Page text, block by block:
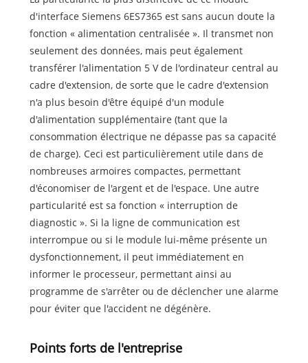
d'interface Siemens 6ES7365 est sans aucun doute la
fonction « alimentation centralisée ». Il transmet non
seulement des données, mais peut également
transférer l'alimentation 5 V de l'ordinateur central au
cadre d'extension, de sorte que le cadre d'extension
n'a plus besoin d'être équipé d'un module
d'alimentation supplémentaire (tant que la
consommation électrique ne dépasse pas sa capacité
de charge). Ceci est particulièrement utile dans de
nombreuses armoires compactes, permettant
d'économiser de l'argent et de l'espace. Une autre
particularité est sa fonction « interruption de
diagnostic ». Si la ligne de communication est
interrompue ou si le module lui-même présente un
dysfonctionnement, il peut immédiatement en
informer le processeur, permettant ainsi au
programme de s'arrêter ou de déclencher une alarme
pour éviter que l'accident ne dégénère.
Points forts de l'entreprise